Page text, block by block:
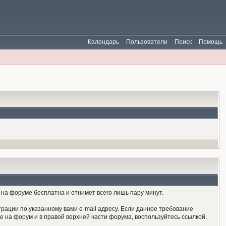
Помощь
Поиск
Пользователи
Календарь
форуме бесплатна и отнимет всего лишь пару минут.
по указанному вами e-mail адресу. Если данное требование
форум и в правой верхней части форума, воспользуйтесь ссылкой,